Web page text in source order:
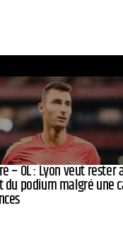
– OL : Lyon veut rester
du podium malgré une